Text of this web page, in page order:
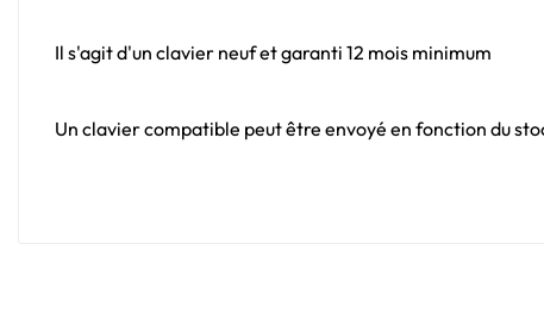
Il s'agit d'un clavier neuf et garanti 12 mois minimum
Un clavier compatible peut être envoyé en fonction du